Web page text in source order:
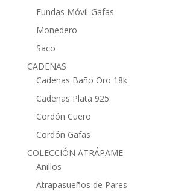
Fundas Móvil-Gafas
Monedero
Saco
CADENAS
Cadenas Baño Oro 18k
Cadenas Plata 925
Cordón Cuero
Cordón Gafas
COLECCIÓN ATRÁPAME
Anillos
Atrapasueños de Pares